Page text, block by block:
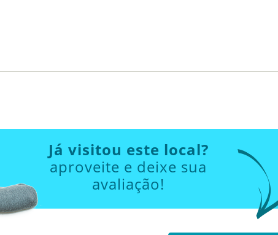
Já visitou este local?
aproveite e deixe sua
avaliação!